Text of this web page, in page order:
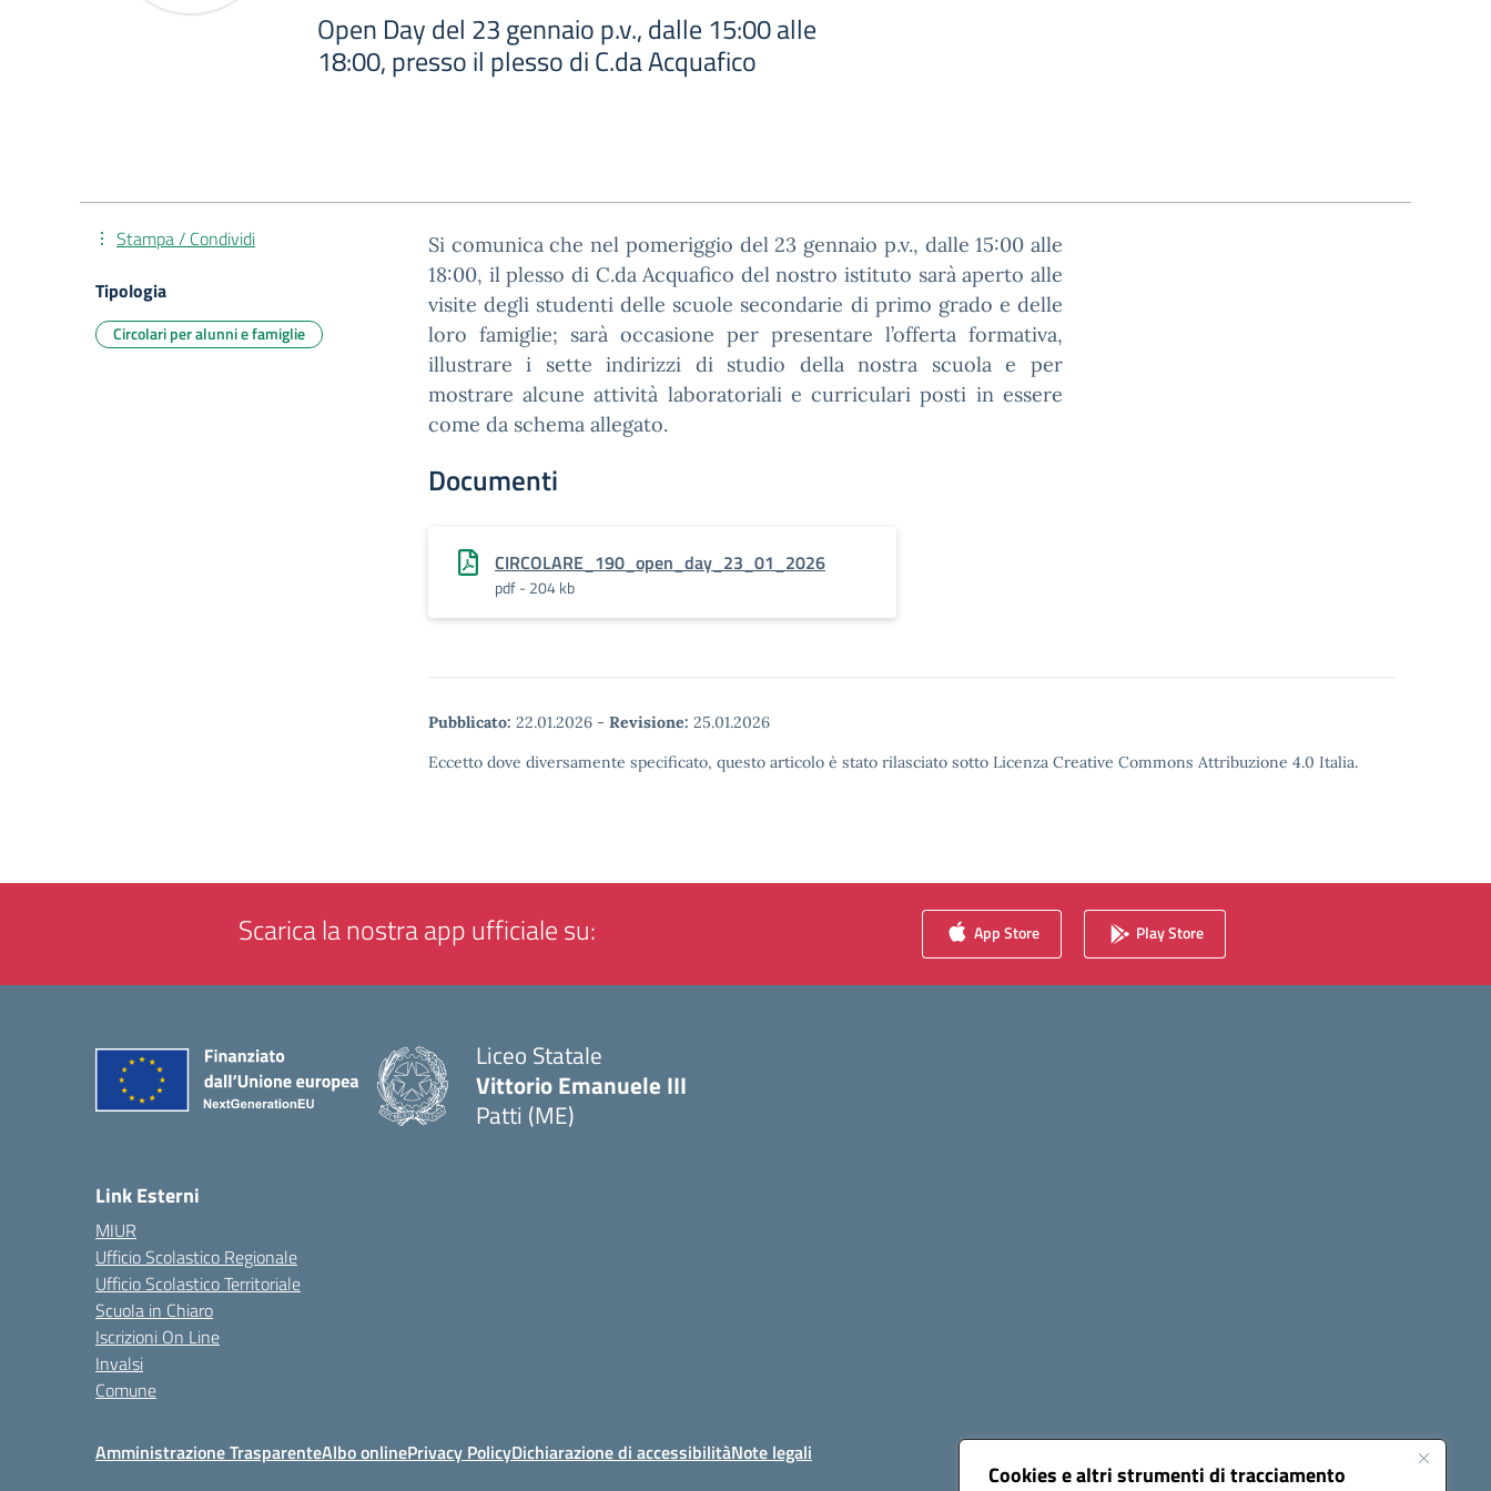
Cookies e altri strumenti di tracciamento
Open Day del 23 gennaio p.v., dalle 15:00 alle
18:00, presso il plesso di C.da Acquafico
Si comunica che nel pomeriggio del 23 gennaio p.v., dalle 15:00 alle
18:00, il plesso di C.da Acquafico del nostro istituto sarà aperto alle
visite degli studenti delle scuole secondarie di primo grado e delle
loro famiglie; sarà occasione per presentare l’offerta formativa,
illustrare i sette indirizzi di studio della nostra scuola e per
mostrare alcune attività laboratoriali e curriculari posti in essere
come da schema allegato.
Documenti
CIRCOLARE_190_open_day_23_01_2026
pdf - 204 kb
Pubblicato: 22.01.2026 - Revisione: 25.01.2026
Eccetto dove diversamente specificato, questo articolo è stato rilasciato sotto Licenza Creative Commons Attribuzione 4.0 Italia.
Stampa / Condividi
Tipologia
Circolari per alunni e famiglie
Scarica la nostra app ufficiale su: App Store Play Store
Liceo Statale
Vittorio Emanuele III
Patti (ME)
Link Esterni
MIUR
Ufficio Scolastico Regionale
Ufficio Scolastico Territoriale
Scuola in Chiaro
Iscrizioni On Line
Invalsi
Comune
Amministrazione TrasparenteAlbo onlinePrivacy PolicyDichiarazione di accessibilitàNote legali Seguici su: